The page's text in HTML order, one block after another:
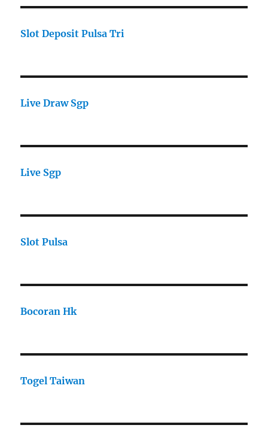
Slot Deposit Pulsa Tri
Live Draw Sgp
Live Sgp
Slot Pulsa
Bocoran Hk
Togel Taiwan